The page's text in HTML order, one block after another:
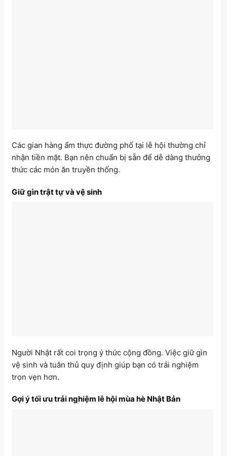
Các gian hàng ẩm thực đường phố tại lễ hội thường chỉ
nhận tiền mặt. Bạn nên chuẩn bị sẵn để dễ dàng thưởng
thức các món ăn truyền thống.
Giữ gìn trật tự và vệ sinh
Người Nhật rất coi trọng ý thức cộng đồng. Việc giữ gìn
vệ sinh và tuân thủ quy định giúp bạn có trải nghiệm
trọn vẹn hơn.
Gợi ý tối ưu trải nghiệm lễ hội mùa hè Nhật Bản